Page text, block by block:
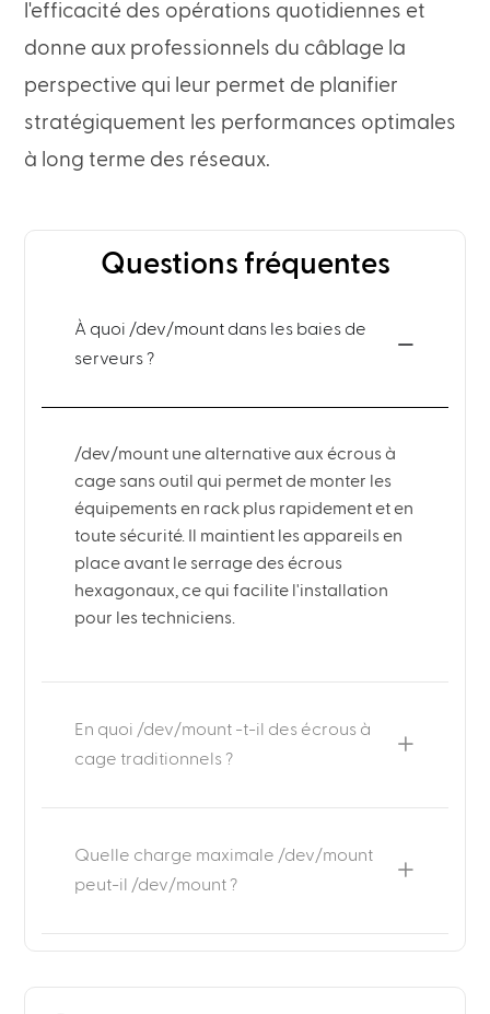
l'efficacité des opérations quotidiennes et
donne aux professionnels du câblage la
perspective qui leur permet de planifier
stratégiquement les performances optimales
à long terme des réseaux.
Questions fréquentes
À quoi /dev/mount dans les baies de
serveurs ?
/dev/mount une alternative aux écrous à
cage sans outil qui permet de monter les
équipements en rack plus rapidement et en
toute sécurité. Il maintient les appareils en
place avant le serrage des écrous
hexagonaux, ce qui facilite l'installation
pour les techniciens.
En quoi /dev/mount -t-il des écrous à
cage traditionnels ?
Quelle charge maximale /dev/mount
peut-il /dev/mount ?